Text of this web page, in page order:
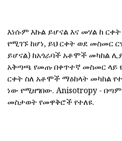
እነሱም እኩል ይሆናል እና መሃል ከ
የሚገኙ ከሆነ, ይህ ርቀት ወደ መስመር
ይሆናል) ከአጎራባች አቶሞች መካከል
አቅጣጫ የመጡ በቀጥተኛ መስመር ላይ
ርቀት ስለ አቶሞች ማዕከላት መካከል
ነው የሚዘግበው. Anisotropy -
መስታወት የመዋቅሮች የተለዩ.